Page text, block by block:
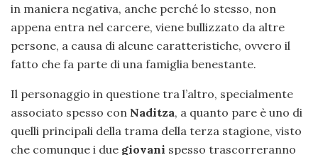
in maniera negativa, anche perché lo stesso, non
appena entra nel carcere, viene bullizzato da altre
persone, a causa di alcune caratteristiche, ovvero il
fatto che fa parte di una famiglia benestante.
Il personaggio in questione tra l’altro, specialmente
associato spesso con Naditza, a quanto pare è uno di
quelli principali della trama della terza stagione, visto
che comunque i due giovani spesso trascorreranno